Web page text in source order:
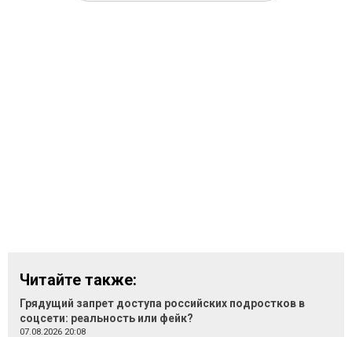
Читайте также:
Грядущий запрет доступа российских подростков в
соцсети: реальность или фейк?
07.08.2026 20:08